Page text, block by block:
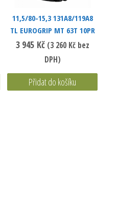
11,5/80-15,3 131A8/119A8
TL EUROGRIP MT 63T 10PR
3 945 Kč (3 260 Kčbez
DPH)
Přidat do košíku